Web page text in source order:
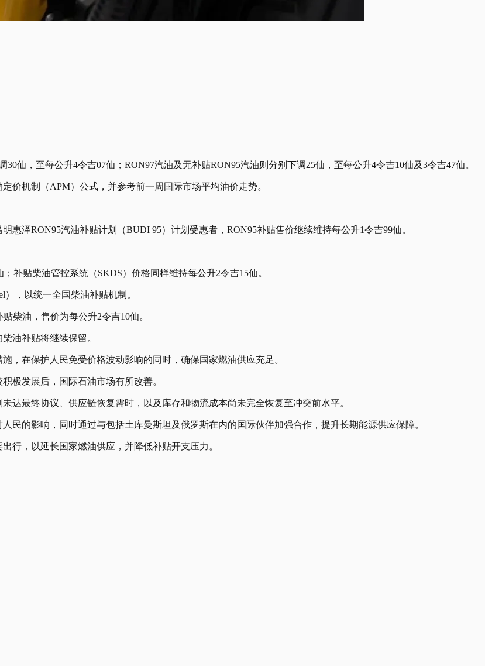
仙，至每公升4令吉07仙；RON97汽油及无补贴RON95汽油则分别下调25仙，至每公升4令吉10仙及3令吉47仙。
价机制（APM）公式，并参考前一周国际市场平均油价走势。
明惠泽RON95汽油补贴计划（BUDI 95） 计划受惠者，RON95补贴售价继续维持每公升1令吉99仙。
补贴柴油管控系统（SKDS）价格同样维持每公升2令吉15仙。
，以统一全国柴油补贴机制。
柴油，售价为每公升2令吉10仙。
油补贴将继续保留。
，在保护人民免受价格波动影响的同时，确保国家燃油供应充足。
极发展后，国际石油市场有所改善。
达最终协议、供应链恢复需时，以及库存和物流成本尚未完全恢复至冲突前水平。
民的影响，同时通过与包括土库曼斯坦及俄罗斯在内的国际伙伴加强合作，提升长期能源供应保障。
行，以延长国家燃油供应，并降低补贴开支压力。